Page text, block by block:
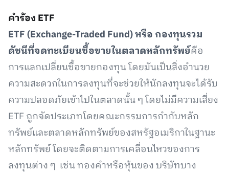
คำร้อง ETF
ETF (Exchange-Traded Fund) หรือ กองทุนรวม
ดัชนีที่จดทะเบียนซื้อขายในตลาดหลักทรัพย์คือ
การแลกเปลี่ยนซื้อขายกองทุน โดยมันเป็นสิ่งอำนวย
ความสะดวกในการลงทุนที่จะช่วยให้นักลงทุนจะได้รับ
ความปลอดภัยเข้าไปในตลาดนั้น ๆ โดยไม่มีความเสี่ยง
ETF ถูกจัดประเภทโดยคณะกรรมการกำกับหลัก
ทรัพย์และตลาดหลักทรัพย์ของสหรัฐอเมริกาในฐานะ
หลักทรัพย์ โดยจะติดตามการเคลื่อนไหวของการ
ลงทุนต่าง ๆ เช่น ทองคำหรือหุ้นของ บริษัทบาง